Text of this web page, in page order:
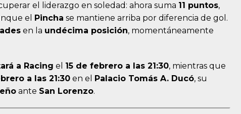
el liderazgo en soledad: ahora suma 11 puntos,
el Pincha se mantiene arriba por diferencia de gol.
en la undécima posición, momentáneamente
a Racing el 15 de febrero a las 21:30, mientras que
a las 21:30 en el Palacio Tomás A. Ducó, su
ante San Lorenzo.